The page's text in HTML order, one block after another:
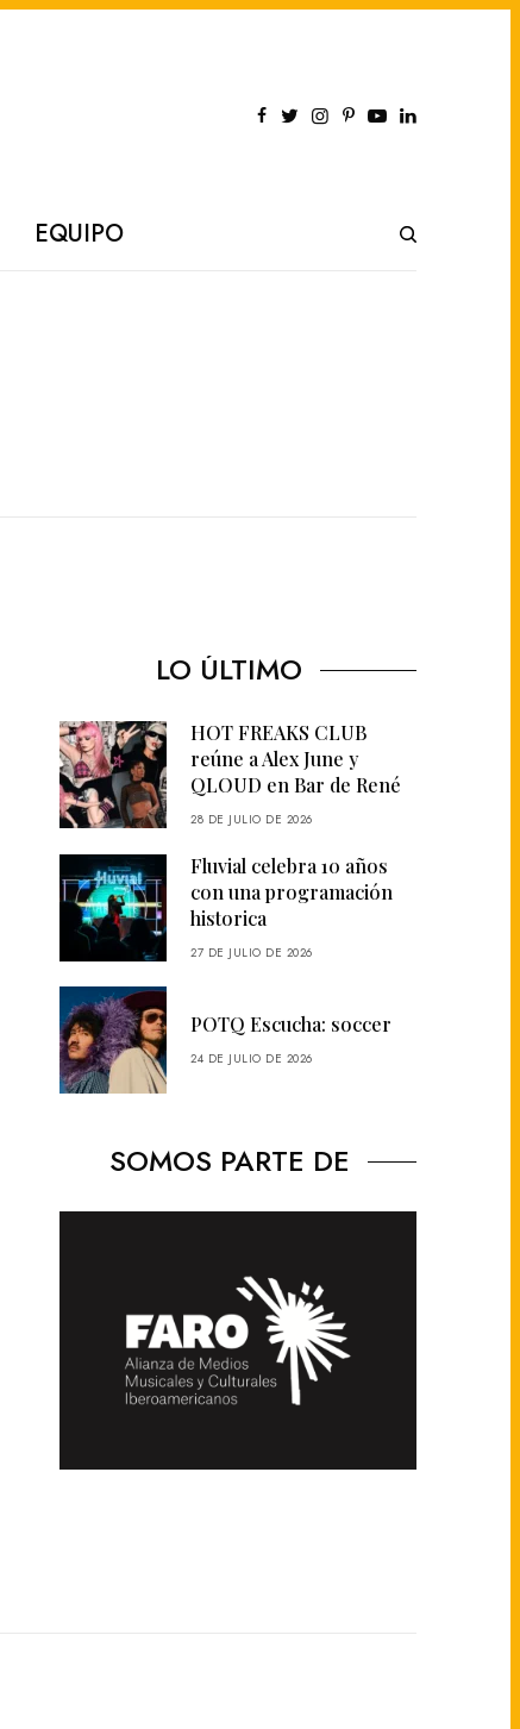
EQUIPO
LO ÚLTIMO
HOT FREAKS CLUB
reúne a Alex June y
QLOUD en Bar de René
28 DE JULIO DE 2026
Fluvial celebra 10 años
con una programación
historica
27 DE JULIO DE 2026
POTQ Escucha: soccer
24 DE JULIO DE 2026
SOMOS PARTE DE